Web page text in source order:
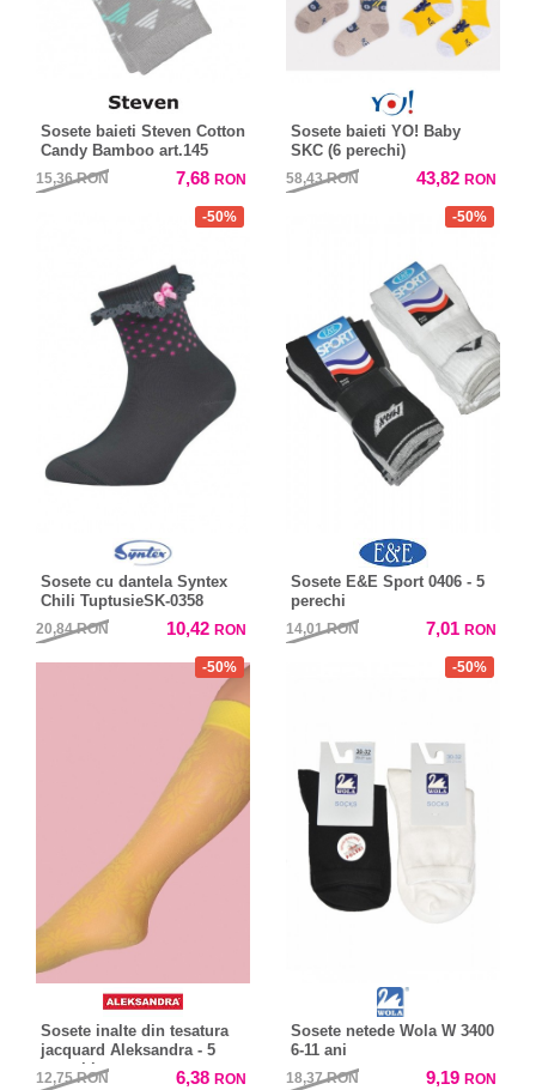
Sosete baieti Steven Cotton
Candy Bamboo art.145
15,36RON 7,68 RON
Sosete baieti YO! Baby
SKC (6 perechi)
58,43RON 43,82 RON
-50%
Sosete cu dantela Syntex
Chili TuptusieSK-0358
20,84RON 10,42 RON
-50%
Sosete E&E Sport 0406 - 5
perechi
14,01RON 7,01 RON
-50%
Sosete inalte din tesatura
jacquard Aleksandra - 5
perechi
12,75RON 6,38 RON
-50%
Sosete netede Wola W 3400
6-11 ani
18,37RON 9,19 RON